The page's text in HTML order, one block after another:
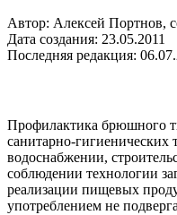
Автор: Алексей Портнов,
Дата создания: 23.05.2011
Последняя редакция:
Профилактика брюшного
санитарно-гигиенических
водоснабжении,
соблюдении технологии
реализации пищевых
употреблением не